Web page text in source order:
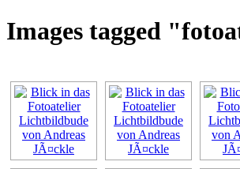
Images tagged